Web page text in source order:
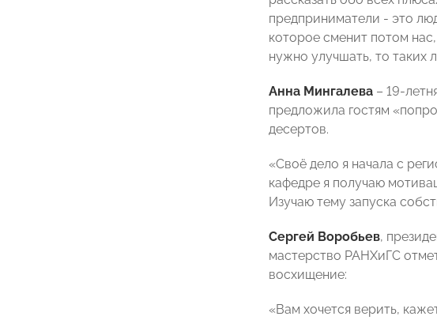
предприниматели - это
которое сменит потом
нужно улучшать, то таких
Анна Мингалева – 19-
предложила гостям
десертов.
«Своё дело я начала с
кафедре я получаю
Изучаю тему запуска
Сергей Воробьев,
мастерство РАНХиГС
восхищение:
«Вам хочется верить,